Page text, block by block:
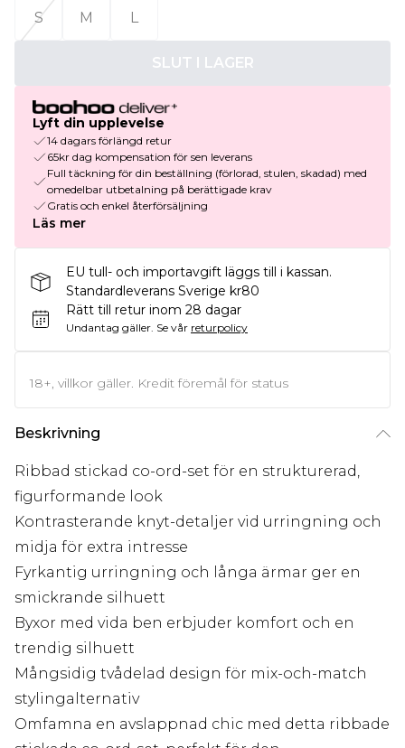
S
M L
SLUT I LAGER
Lyft din upplevelse
14 dagars förlängd retur
65kr dag kompensation för sen leverans
Full täckning för din beställning (förlorad, stulen, skadad) med
omedelbar utbetalning på berättigade krav
Gratis och enkel återförsäljning
Läs mer
EU tull- och importavgift läggs till i kassan.
Standardleverans Sverige kr80
Rätt till retur inom 28 dagar
Undantag gäller. Se vår returpolicy
18+, villkor gäller. Kredit föremål för status
Beskrivning
Ribbad stickad co-ord-set för en strukturerad,
figurformande look
Kontrasterande knyt-detaljer vid urringning och
midja för extra intresse
Fyrkantig urringning och långa ärmar ger en
smickrande silhuett
Byxor med vida ben erbjuder komfort och en
trendig silhuett
Mångsidig tvådelad design för mix-och-match
stylingalternativ
Omfamna en avslappnad chic med detta ribbade